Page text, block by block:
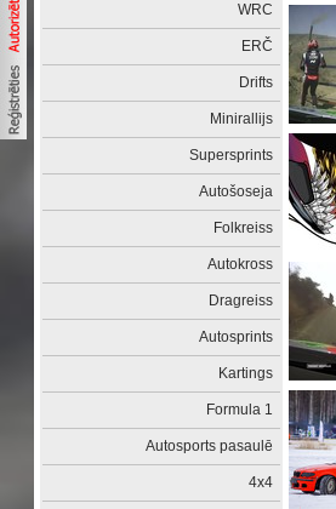
WRC
ERČ
Drifts
Minirallijs
Supersprints
Autošoseja
Folkreiss
Autokross
Dragreiss
Autosprints
Kartings
Formula 1
Autosports pasaulē
4x4